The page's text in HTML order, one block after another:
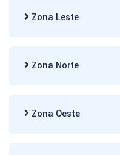
Zona Leste
Zona Norte
Zona Oeste